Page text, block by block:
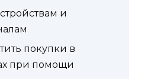
и
покупки в
при помощи